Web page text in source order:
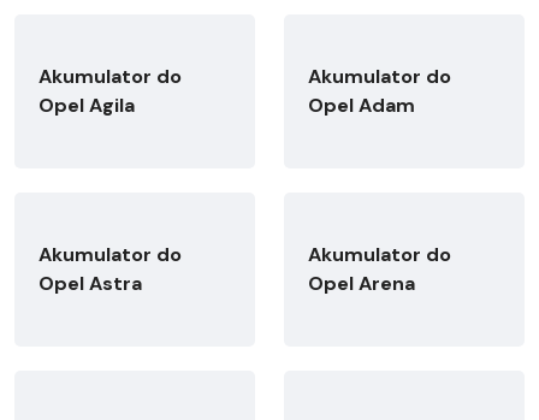
Akumulator do
Opel Agila
Akumulator do
Opel Adam
Akumulator do
Opel Astra
Akumulator do
Opel Arena